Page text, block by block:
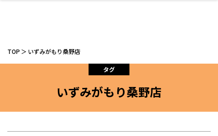
スイーツ
開成山公園 泊まる
ネイルサロン
ファッション 雑貨
お仕事探し お金のこと ウェディング・婚
新築体験談 住宅イベント
TOP いずみがもり桑野店
タグ
いずみがもり桑野店